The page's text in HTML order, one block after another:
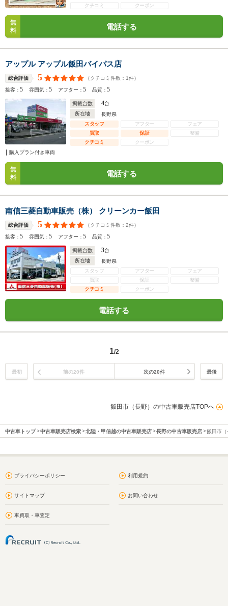
クチコミ
クーポン
無
料
電話する
アップル アップル飯田バイパス店
総合評価 5 （クチコミ件数： 1件）
接客：5 雰囲気：5 アフター：5 品質：5
掲載台数 4台
所在地
長野県
スタッフ
アフター
フェア
買取
保証
整備
クチコミ
クーポン
購入プラン付き車両
無
料
電話する
南信三菱自動車販売（株） クリーンカー飯田
総合評価 5 （クチコミ件数： 2件）
接客：5 雰囲気：5 アフター：5 品質：5
掲載台数 3台
所在地
長野県
スタッフ
アフター
フェア
買取
保証
整備
クチコミ
クーポン
電話する
1/2
最初 前の20件 次の20件 最後
飯田市（長野）の中古車販売店TOPへ
中古車トップ 中古車販売店検索 北陸・甲信越の中古車販売店 長野の中古車販売店 飯田市
プライバシーポリシー 利用規約
サイトマップ お問い合わせ
車買取・車査定